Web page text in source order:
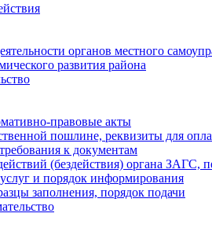
органов местного
развития района
правовые акты
пошлине, реквизиты для
к документам
(бездействия) органа ЗАГС,
и порядок информирования
заполнения, порядок подачи